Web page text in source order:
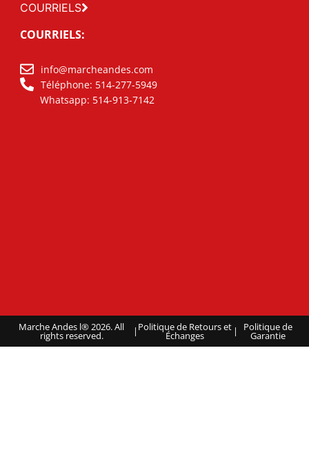
COURRIELS
COURRIELS:
info@marcheandes.com
Téléphone: 514-277-5949
Whatsapp: 514-913-7142
Marche Andes l® 2026. All
rights reserved. | Politique de Retours et
Échanges | Politique de
Garantie